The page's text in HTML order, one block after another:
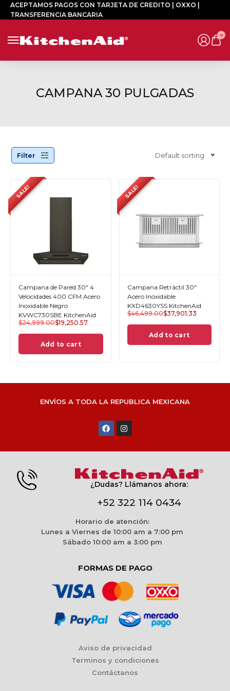
ACEPTAMOS PAGOS CON TARJETA DE CREDITO | OXXO |
TRANSFERENCIA BANCARIA
0
CAMPANA 30 PULGADAS
Filter Default sorting
SALE!
Campana de Pared 30" 4
Velocidades 400 CFM Acero
Inoxidable Negro
KVWC730SBE KitchenAid
$24,999.00$19,250.57
Add to cart
SALE!
Campana Retráctil 30"
Acero Inoxidable
KXD4630YSS KitchenAid
$46,499.00$37,901.33
Add to cart
ENVÍOS A TODA LA REPUBLICA MEXICANA
¿Dudas? Llámanos ahora:
+52 322 114 0434
Horario de atención:
Lunes a Viernes de 10:00 am a 7:00 pm
Sábado 10:00 am a 3:00 pm
FORMAS DE PAGO
Aviso de privacidad
Terminos y condiciones
Contáctanos